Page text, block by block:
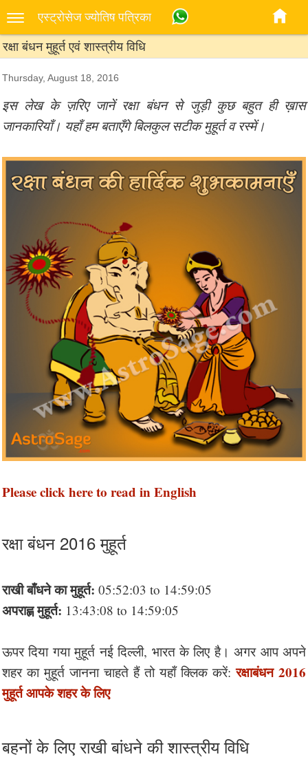
एस्‍ट्रोसेज ज्‍योतिष पत्रिका
रक्षा बंधन मुहूर्त एवं शास्त्रीय विधि
Thursday, August 18, 2016
इस लेख के ज़रिए जानें रक्षा बंधन से जुड़ी कुछ बहुत ही ख़ास
जानकारियाँ। यहाँ हम बताएँगे बिलकुल सटीक मुहूर्त व रस्में।
Please click here to read in English
रक्षा बंधन 2016 मुहूर्त
राखी बाँधने का मुहूर्त: 05:52:03 to 14:59:05
अपराह्ण मुहूर्त: 13:43:08 to 14:59:05
ऊपर दिया गया मुहूर्त नई दिल्ली, भारत के लिए है। अगर आप अपने
शहर का मुहूर्त जानना चाहते हैं तो यहाँ क्लिक करें:रक्षाबंधन 2016
मुहूर्त आपके शहर के लिए
बहनों के लिए राखी बांधने की शास्त्रीय विधि